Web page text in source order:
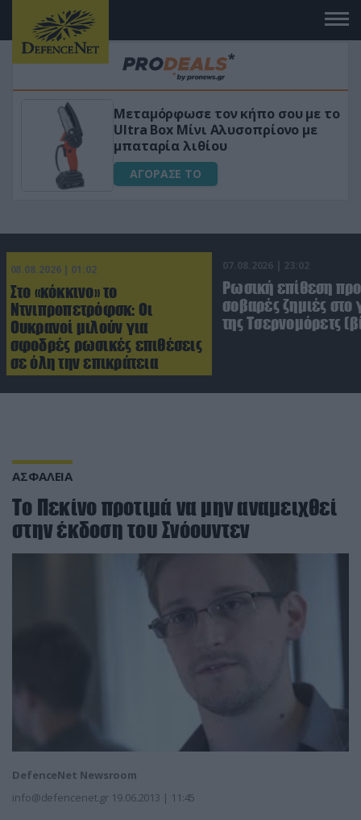
τον κήπο σου με το
Αλυσοπρίονο με
«Μαγική»
για αύξηση της
08.08.2026 | 01:02
Στο «κόκκινο» το
Ντνιπροπετρόφσκ: Οι
Ουκρανοί μιλούν για
σφοδρές ρωσικές επιθέσεις
σε όλη την επικράτεια
07.08.2026 | 23:02
Ρωσική επίθεση
σοβαρές ζημιές στο
της Τσερνομόρετς
ΑΣΦΑΛΕΙΑ
Το Πεκίνο προτιμά να μην αναμειχθεί
στην έκδοση του Σνόουντεν
DefenceNet Newsroom
info@defencenet.gr 19.06.2013 | 11:45